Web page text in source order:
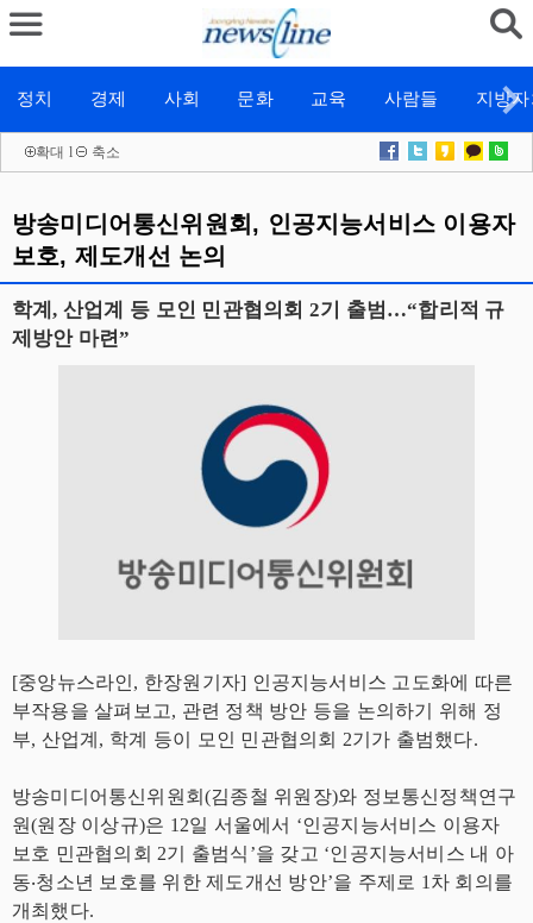
정치 경제 사회 문화 교육 사람들 지방
확대 l 축소
방송미디어통신위원회, 인공지능서비스 이용자
보호, 제도개선 논의
학계, 산업계 등 모인 민관협의회 2기 출범…“합리적 규
제방안 마련”
[중앙뉴스라인, 한장원기자] 인공지능서비스 고도화에 따른
부작용을 살펴보고, 관련 정책 방안 등을 논의하기 위해 정
부, 산업계, 학계 등이 모인 민관협의회 2기가 출범했다.
방송미디어통신위원회(김종철 위원장)와 정보통신정책연구
원(원장 이상규)은 12일 서울에서 ‘인공지능서비스 이용자
보호 민관협의회 2기 출범식’을 갖고 ‘인공지능서비스 내 아
동‧청소년 보호를 위한 제도개선 방안’을 주제로 1차 회의를
개최했다.